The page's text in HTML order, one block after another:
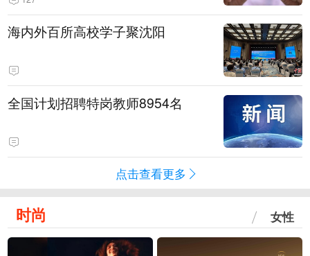
海内外百所高校学子聚沈阳
全国计划招聘特岗教师8954名
点击查看更多
时尚 女性